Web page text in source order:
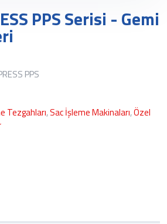
PPS Serisi - Gemi
PPS
Tezgahları,Sac İşleme Makinaları,Özel